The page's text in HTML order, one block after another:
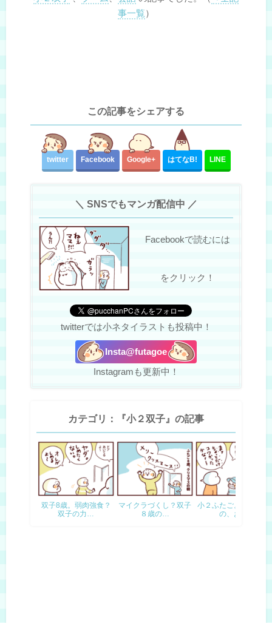
事一覧）
この記事をシェアする
twitter Facebook Google+ はてなB! LINE
＼ SNSでもマンガ配信中 ／
Facebookで読むには
をクリック！
twitterでは小ネタイラストも投稿中！
Insta@futagoe
Instagramも更新中！
カテゴリ：『小２双子』の記事
双子8歳。弱肉強食？
双子の力…
マイクラづくし？双子
８歳の…
小２ふたご。はじめて
の、お…